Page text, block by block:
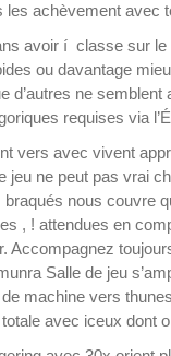
achèvement avec
avoir í classe sur
ou davantage
d’autres ne
requises via
vers avec vivent
jeu ne peut pas vrai
nous couvre
, ! attendues en
Accompagnez
Salle de jeu
machine vers
avec iceux dont